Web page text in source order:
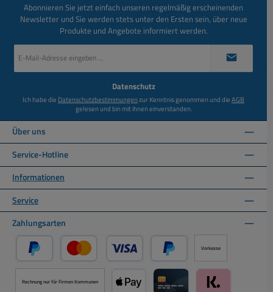
Abonnieren Sie jetzt einfach unseren regelmäßig erscheinenden
Newsletter und Sie werden stets unter den Ersten sein, über neue
Produkte und Angebote informiert werden.
Mail-
Datenschutz
Ich habe die Datenschutzbestimmungenzur Kenntnis genommen und dieAGB
gelesen und bin mit ihnen einverstanden.
Über uns
Service-Hotline
Informationen
Service
Zahlungsarten
PayPal Kredit- oder Debitkarte über PayPal
Später Bezahlen über PayPal
Vorkasse
Rechnung nur für Firmen Kommunen